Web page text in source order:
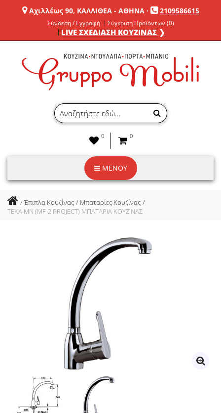
Αχιλλέως 90, ΚΑΛΛΙΘΕΑ - ΑΘΗΝΑ· 2109586615
Σύνδεση / Εγγραφή Σύγκριση Προϊόντων (0)
LIVE ΣΧΕΔΙΑΣΗ ΚΟΥΖΙΝΑΣ ❯
0 0
ΜΕΝΟΥ
Έπιπλα Κουζίνας
Μπαταρίες Κουζίνας
TEKA MN (MF-2 PROJECT) ΜΠΑΤΑΡΙΑ ΚΟΥΖΙΝΑΣ